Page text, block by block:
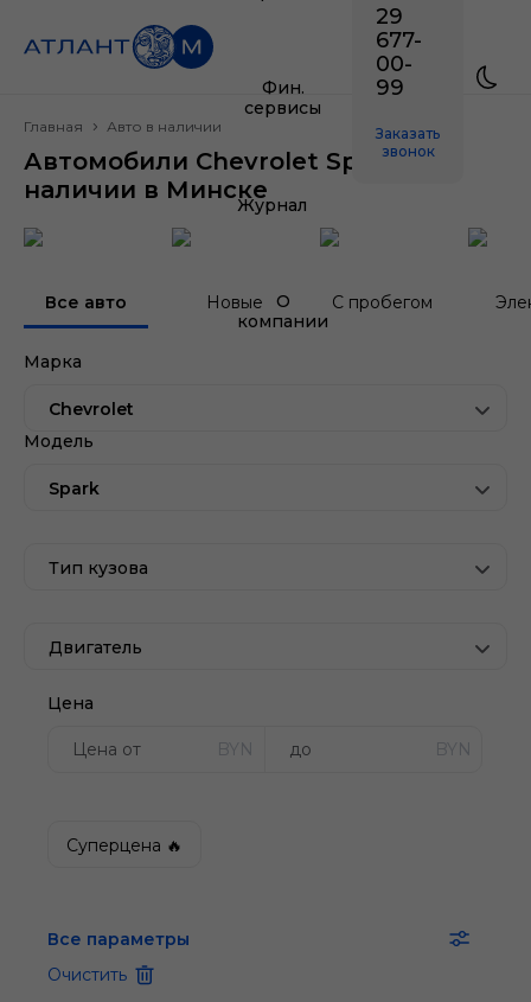
Фин.
сервисы
Журнал
О
компании
29
677-
00-
99
Заказать
звонок
Главная Авто в наличии
Автомобили Chevrolet Spark в
наличии в Минске
Все авто Новые С пробегом
Марка
Chevrolet
Модель
Spark
Тип кузова
Двигатель
Цена
BYN BYN
Суперцена 🔥
Все параметры
Очистить